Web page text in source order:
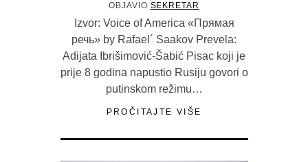
OBJAVIO SEKRETAR
Izvor: Voice of America «Прямая
речь» by Rafael´ Saakov Prevela:
Adijata Ibrišimović-Šabić Pisac koji je
prije 8 godina napustio Rusiju govori o
putinskom režimu…
PROČITAJTE VIŠE